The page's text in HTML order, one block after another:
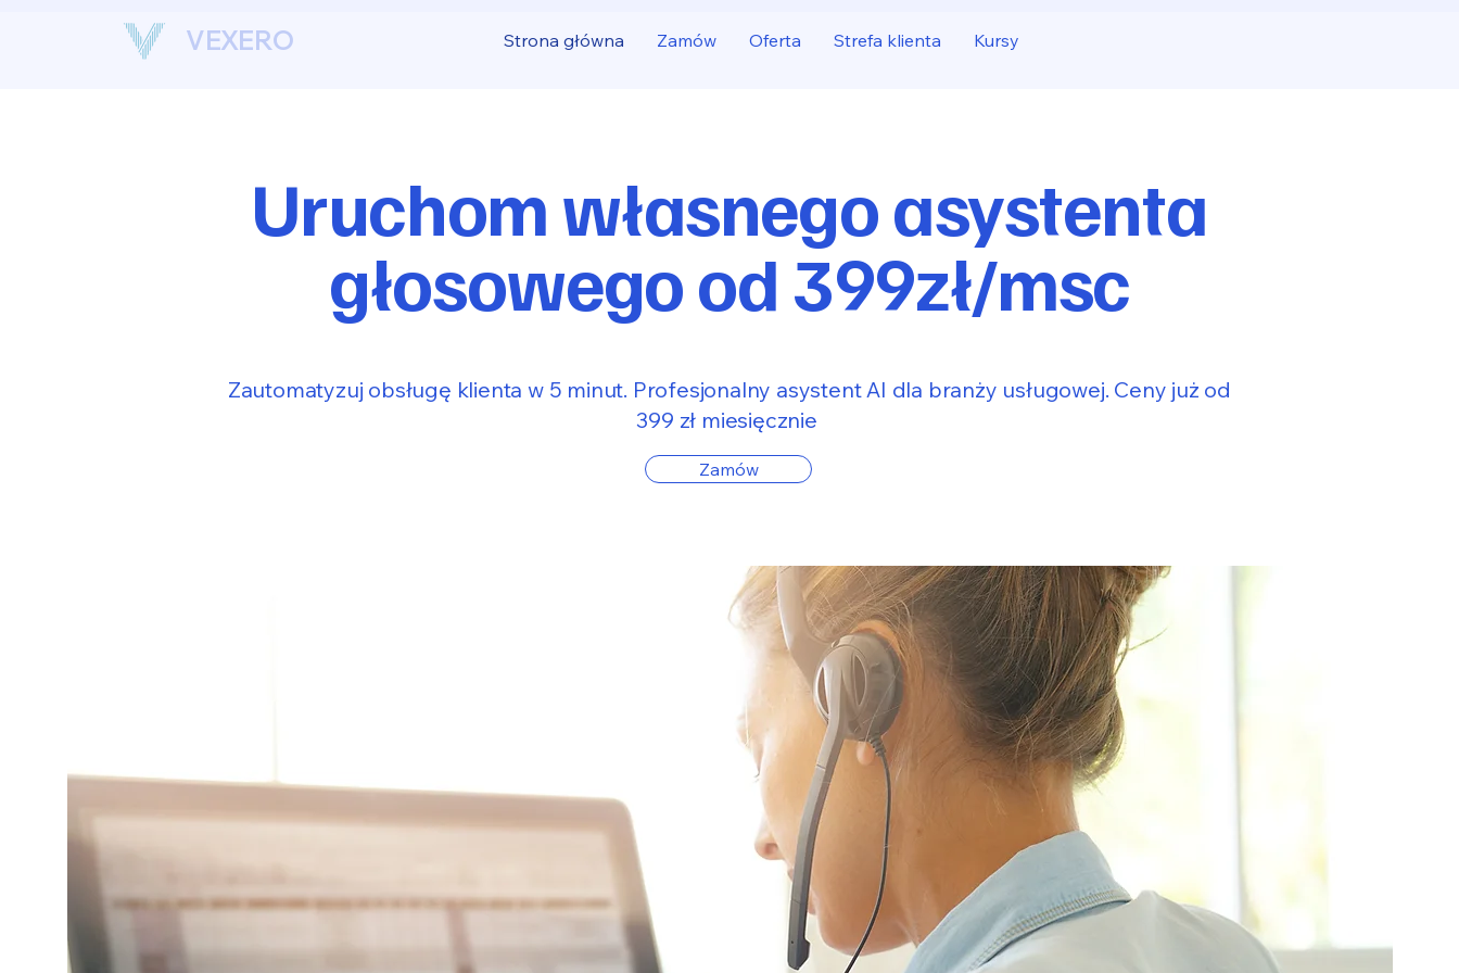
VEXERO Strona główna Zamów Oferta Strefa klienta Kursy
Uruchom własnego asystenta
głosowego od 399zł/msc
Zautomatyzuj obsługę klienta w 5 minut. Profesjonalny asystent AI dla branży usługowej. Ceny już od
399 zł miesięcznie
Zamów